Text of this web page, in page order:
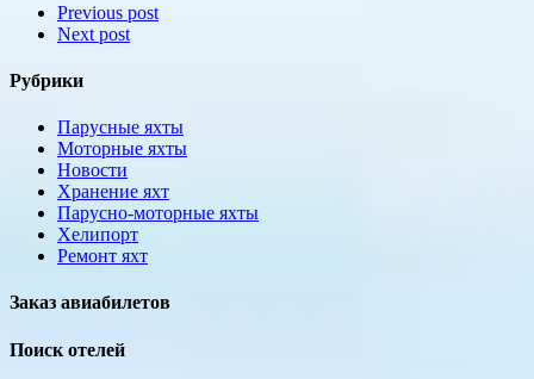
Previous post
Next post
Рубрики
Парусные яхты
Моторные яхты
Новости
Хранение яхт
Парусно-моторные яхты
Хелипорт
Ремонт яхт
Заказ авиабилетов
Поиск отелей